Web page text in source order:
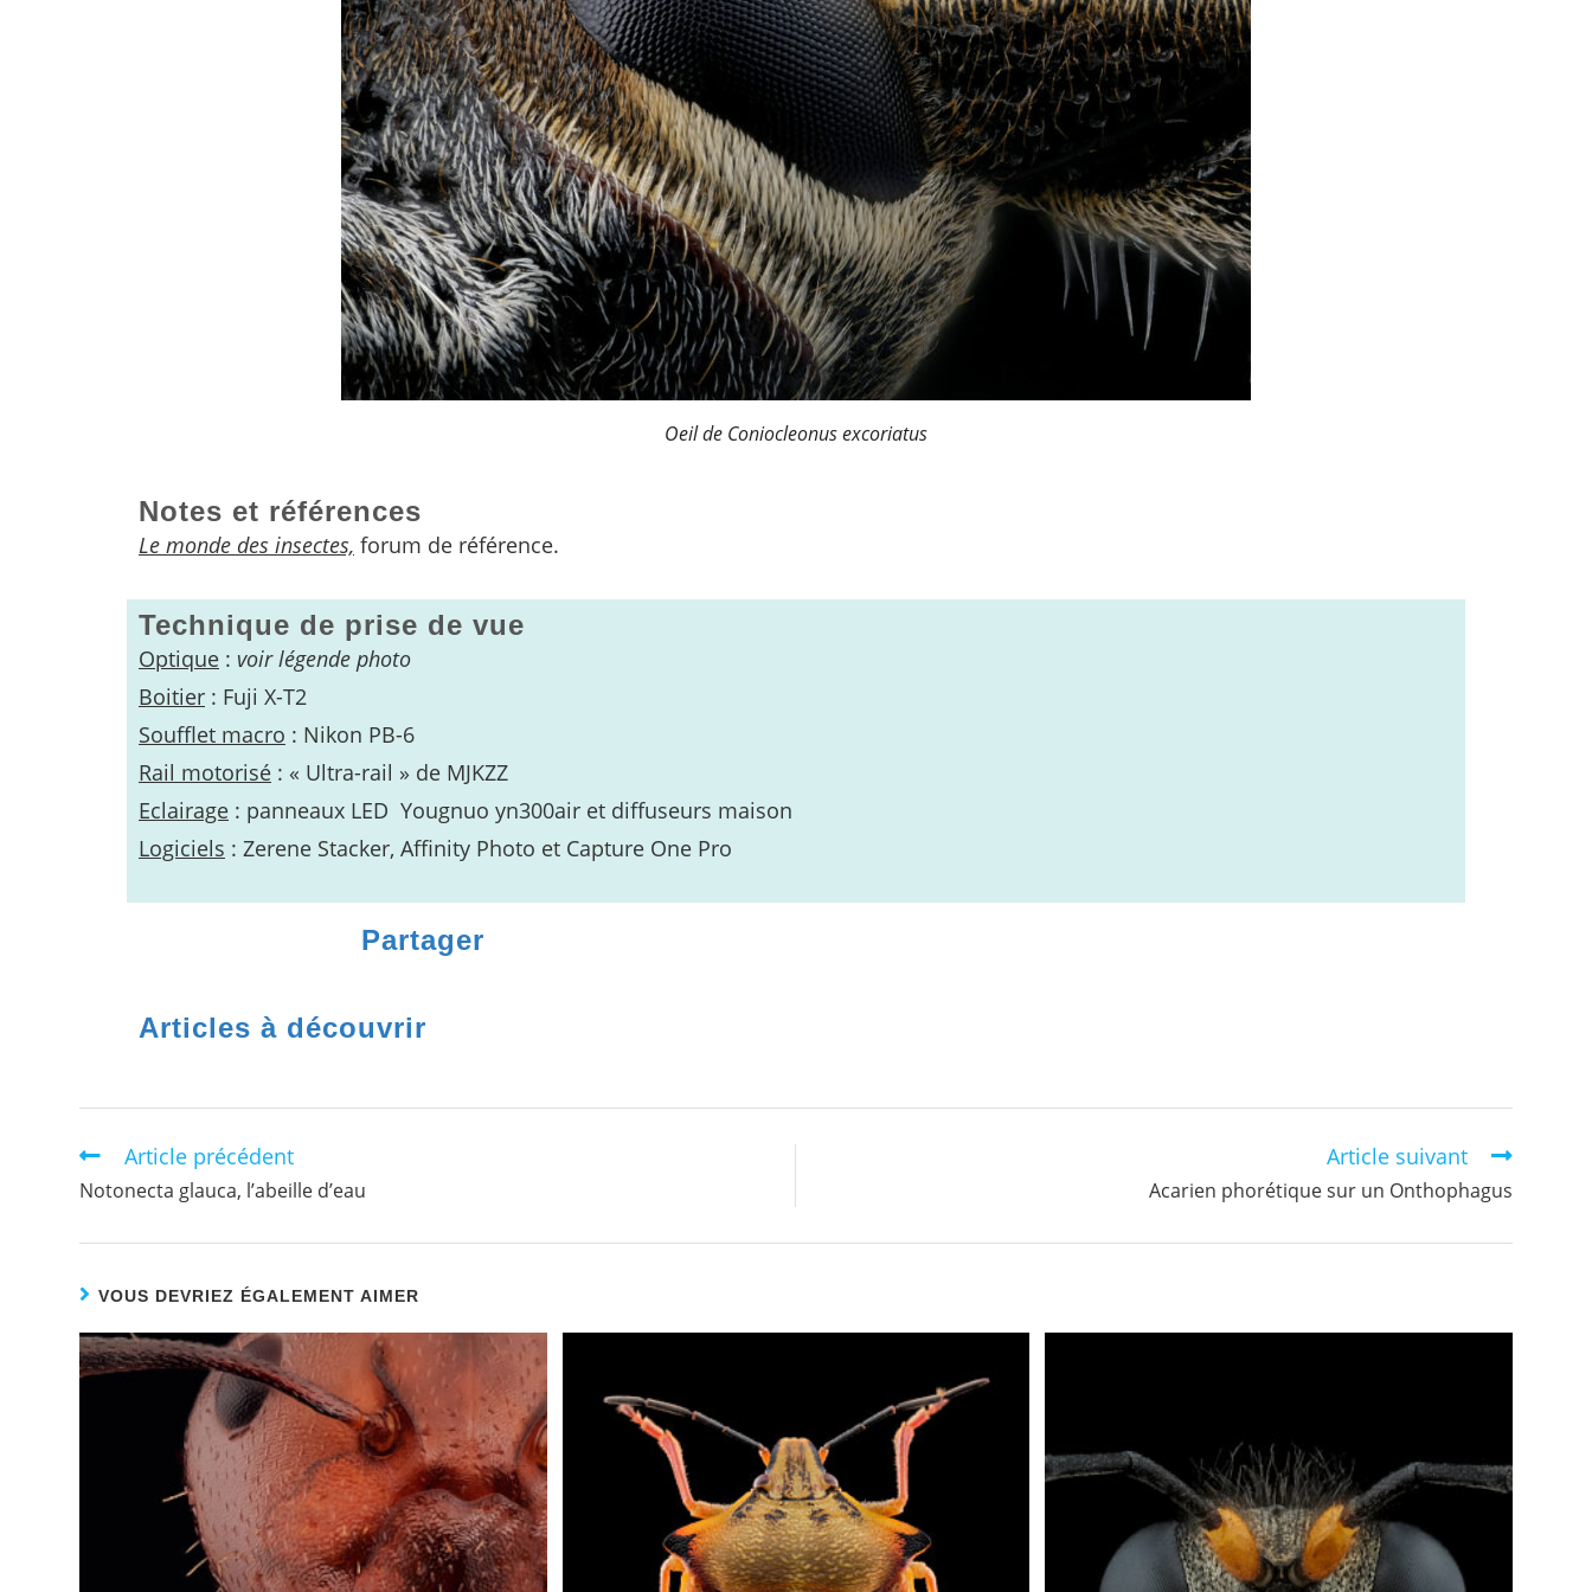
Oeil de Coniocleonus excoriatus
Notes et références
Le monde des insectes, forum de référence.
Technique de prise de vue
Optique : voir légende photo
Boitier : Fuji X-T2
Soufflet macro : Nikon PB-6
Rail motorisé : « Ultra-rail » de MJKZZ
Eclairage : panneaux LED Yougnuo yn300air et diffuseurs maison
Logiciels : Zerene Stacker, Affinity Photo et Capture One Pro
Partager
Articles à découvrir
Article précédent
Notonecta glauca, l’abeille d’eau
Article suivant
Acarien phorétique sur un Onthophagus
VOUS DEVRIEZ ÉGALEMENT AIMER